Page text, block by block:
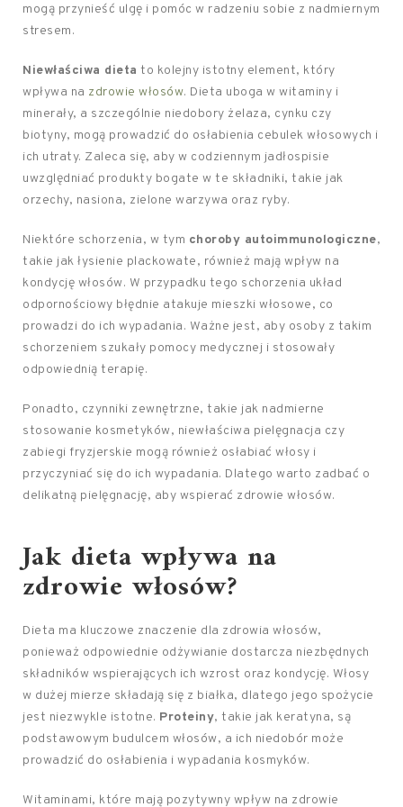
mogą przynieść ulgę i pomóc w radzeniu sobie z nadmiernym
stresem.
Niewłaściwa dieta to kolejny istotny element, który
wpływa na zdrowie włosów. Dieta uboga w witaminy i
minerały, a szczególnie niedobory żelaza, cynku czy
biotyny, mogą prowadzić do osłabienia cebulek włosowych i
ich utraty. Zaleca się, aby w codziennym jadłospisie
uwzględniać produkty bogate w te składniki, takie jak
orzechy, nasiona, zielone warzywa oraz ryby.
Niektóre schorzenia, w tym choroby autoimmunologiczne,
takie jak łysienie plackowate, również mają wpływ na
kondycję włosów. W przypadku tego schorzenia układ
odpornościowy błędnie atakuje mieszki włosowe, co
prowadzi do ich wypadania. Ważne jest, aby osoby z takim
schorzeniem szukały pomocy medycznej i stosowały
odpowiednią terapię.
Ponadto, czynniki zewnętrzne, takie jak nadmierne
stosowanie kosmetyków, niewłaściwa pielęgnacja czy
zabiegi fryzjerskie mogą również osłabiać włosy i
przyczyniać się do ich wypadania. Dlatego warto zadbać o
delikatną pielęgnację, aby wspierać zdrowie włosów.
Jak dieta wpływa na
zdrowie włosów?
Dieta ma kluczowe znaczenie dla zdrowia włosów,
ponieważ odpowiednie odżywianie dostarcza niezbędnych
składników wspierających ich wzrost oraz kondycję. Włosy
w dużej mierze składają się z białka, dlatego jego spożycie
jest niezwykle istotne. Proteiny, takie jak keratyna, są
podstawowym budulcem włosów, a ich niedobór może
prowadzić do osłabienia i wypadania kosmyków.
Witaminami, które mają pozytywny wpływ na zdrowie